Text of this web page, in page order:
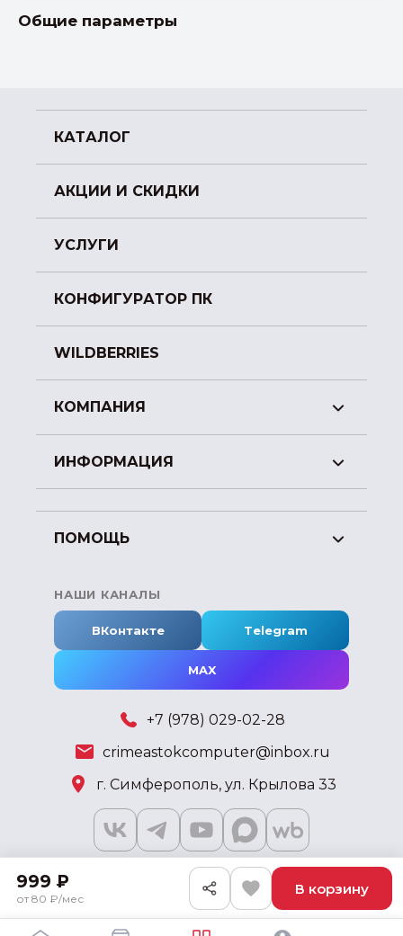
999 ₽
от 80 ₽/мес
В корзину
Общие параметры
КАТАЛОГ
АКЦИИ И СКИДКИ
УСЛУГИ
КОНФИГУРАТОР ПК
WILDBERRIES
КОМПАНИЯ
ИНФОРМАЦИЯ
ПОМОЩЬ
НАШИ КАНАЛЫ
ВКонтакте Telegram
MAX
+7 (978) 029-02-28
crimeastokcomputer@inbox.ru
г. Симферополь, ул. Крылова 33
2018 - 2026 © KSKSHOP.RU